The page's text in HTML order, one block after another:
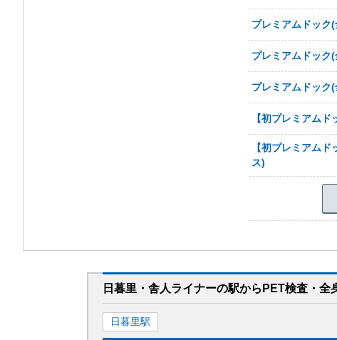
プレミアムドック
プレミアムドック
プレミアムドック
【初プレミアム
【初プレミアム
ス)
日暮里・舎人ライナーの駅から PET検査・全
日暮里駅